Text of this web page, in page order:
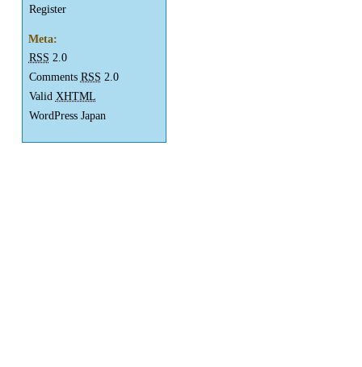
Register
Meta:
RSS 2.0
Comments RSS 2.0
Valid XHTML
WordPress Japan